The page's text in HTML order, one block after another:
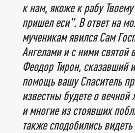
к нам, якоже к рабу
пришел еси". В ответ на
мученикам явился Сам
Ангелами и с ними святой
Феодор Тирон, сказавший
помощь вашу Спаситель
известны будете о
и многие из стоявших
также сподобились